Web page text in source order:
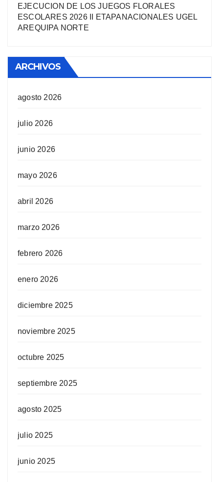
EJECUCION DE LOS JUEGOS FLORALES
ESCOLARES 2026 II ETAPANACIONALES UGEL
AREQUIPA NORTЕ
ARCHIVOS
agosto 2026
julio 2026
junio 2026
mayo 2026
abril 2026
marzo 2026
febrero 2026
enero 2026
diciembre 2025
noviembre 2025
octubre 2025
septiembre 2025
agosto 2025
julio 2025
junio 2025